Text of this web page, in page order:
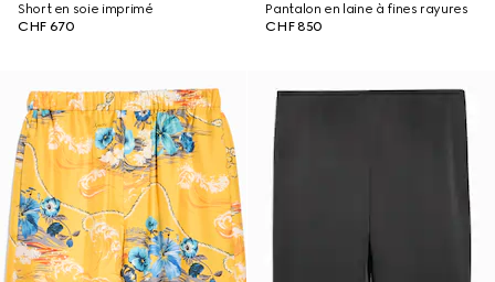
Short en soie imprimé
CHF 670
Pantalon en laine à fines rayures
CHF 850